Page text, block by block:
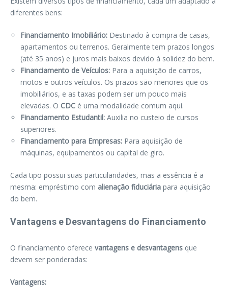
diferentes bens:
Financiamento Imobiliário: Destinado à compra de casas,
apartamentos ou terrenos. Geralmente tem prazos longos
(até 35 anos) e juros mais baixos devido à solidez do bem.
Financiamento de Veículos: Para a aquisição de carros,
motos e outros veículos. Os prazos são menores que os
imobiliários, e as taxas podem ser um pouco mais
elevadas. O CDC é uma modalidade comum aqui.
Financiamento Estudantil: Auxilia no custeio de cursos
superiores.
Financiamento para Empresas: Para aquisição de
máquinas, equipamentos ou capital de giro.
Cada tipo possui suas particularidades, mas a essência é a
mesma: empréstimo com alienação fiduciária para aquisição
do bem.
Vantagens e Desvantagens do Financiamento
O financiamento oferece vantagens e desvantagens que
devem ser ponderadas:
Vantagens: